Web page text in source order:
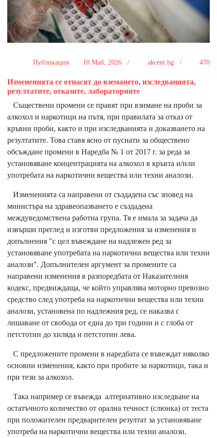
Публикация 10 Май, 2026 / akcent.bg / 470
Измененията се отнасят до вземането, изследванията,
резултатите, отказите, лабораториите
Съществени промени се правят при взимане на проби за
алкохол и наркотици на пътя, при правилата за отказ от
кръвни проби, както и при изследванията и доказването на
резултатите. Това ставя ясно от пуснати за обществено
обсъждане промени в Наредба № 1 от 2017 г. за реда за
установяване концентрацията на алкохол в кръвта и/или
употребата на наркотични вещества или техни аналози.
Измененията са направени от създадена със зповед на
министъра на здравеопазването е създадена
междуведомствена работна група. Тя е имала за задача да
извърши преглед и изготви предложения за изменения и
допълнения "с цел въвеждане на надлежен ред за
установяване употребата на наркотични вещества или техни
аналози". Допълнителен аргумент за промените са
направени изменения в разпоредбата от Наказателния
кодекс, предвиждаща, че който управлява моторно превозно
средство след употреба на наркотични вещества или техни
аналози, установена по надлежния ред, се наказва с
лишаване от свобода от една до три години и с глоба от
петстотин до хиляда и петстотин лева.
С предложените промени в наредбата се въвеждат няколко
основни изменения, както при пробите за наркотици, така и
при тези за алкохол.
Така например се въвежда алтернативно изследване на
остатъчното количество от орална течност (слюнка) от теста
при положителен предварителен резултат за установяване
употреба на наркотични вещества или техни аналози.